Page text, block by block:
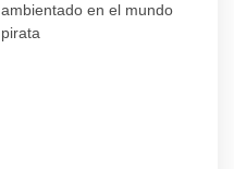
ambientado en el mundo
pirata